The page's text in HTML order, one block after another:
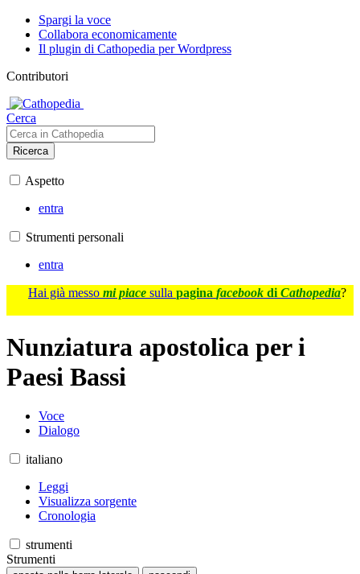
Spargi la voce
Collabora economicamente
Il plugin di Cathopedia per Wordpress
Contributori
Cerca
Ricerca
Aspetto
entra
Strumenti personali
entra
Hai già messo mi piace sulla pagina facebook di Cathopedia?
Nunziatura apostolica per i
Paesi Bassi
Voce
Dialogo
italiano
Leggi
Visualizza sorgente
Cronologia
strumenti
Strumenti